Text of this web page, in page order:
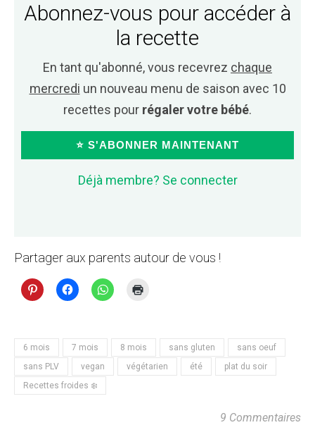
Abonnez-vous pour accéder à
la recette
En tant qu'abonné, vous recevrez chaque
mercredi un nouveau menu de saison avec 10
recettes pour régaler votre bébé.
⭐ S'ABONNER MAINTENANT
Déjà membre? Se connecter
Partager aux parents autour de vous !
6 mois 7 mois 8 mois sans gluten
sans oeuf
sans PLV
vegan végétarien été
plat du soir
Recettes froides ❄️
9 Commentaires